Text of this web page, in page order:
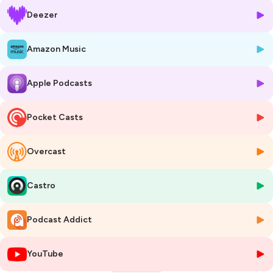
notre mindset en ce début d'année 2026 et quelle est notre vision
pour l'agence et pour nous-même ? C'est ce que Claire, Clara et Flo
Si vous aimez ce podcast et que vous souhaitez le soutenir, n'hésitez
pas à vous abonner et à le commenter.
Identité sonore réalisée par PAN Studio.
Qui sommes-nous ?
Atelier Milky est une agence digitale créative. On vous aide à
développer votre marque sur les réseaux sociaux, de manière créative
et impactante.
Où nous retrouver ?
Instagram :
Website : www.ateliermilky.com
Hébergé par Ausha. Visitez
Deezer
Amazon Music
Apple Podcasts
Pocket Casts
Overcast
Castro
Podcast Addict
YouTube